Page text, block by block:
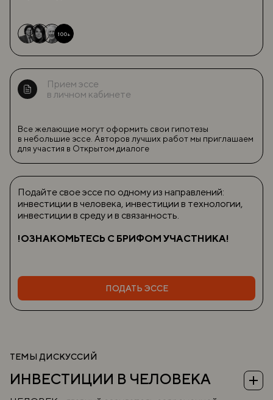
100+
Прием эссе
в личном кабинете
Все желающие могут оформить свои гипотезы
в небольшие эссе. Авторов лучших работ мы приглашаем
для участия в Открытом диалоге
Подайте свое эссе по одному из направлений:
инвестиции в человека, инвестиции в технологии,
инвестиции в среду и в связанность.
!ОЗНАКОМЬТЕСЬ С БРИФОМ УЧАСТНИКА!
ПОДАТЬ ЭССЕ
ТЕМЫ ДИСКУССИЙ
ИНВЕСТИЦИИ В ЧЕЛОВЕКА